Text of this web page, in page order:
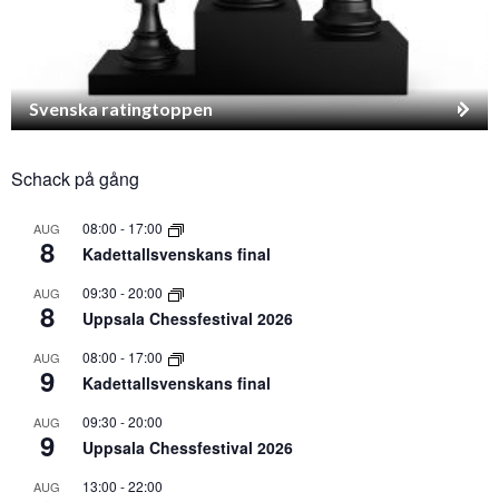
Svenska ratingtoppen
Schack på gång
AUG
8
08:00 - 17:00
Kadettallsvenskans final
AUG
8
09:30 -20:00
Uppsala Chessfestival 2026
AUG
9
08:00 - 17:00
Kadettallsvenskans final
AUG
9
09:30 -20:00
Uppsala Chessfestival 2026
AUG 13:00 -22:00